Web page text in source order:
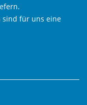
sind für uns eine